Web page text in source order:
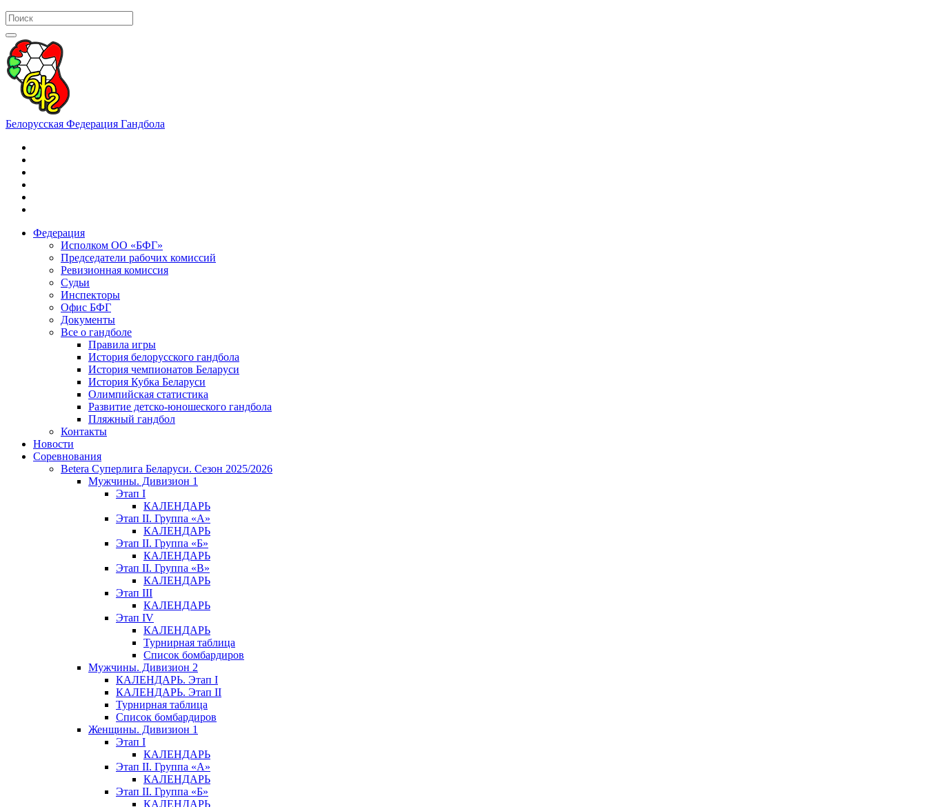
Белорусская Федерация Гандбола
Федерация
Исполком ОО «БФГ»
Председатели рабочих комиссий
Ревизионная комиссия
Судьи
Инспекторы
Офис БФГ
Документы
Все о гандболе
Правила игры
История белорусского гандбола
История чемпионатов Беларуси
История Кубка Беларуси
Олимпийская статистика
Развитие детско-юношеского гандбола
Пляжный гандбол
Контакты
Новости
Соревнования
Betera Суперлига Беларуси. Сезон 2025/2026
Мужчины. Дивизион 1
Этап I
КАЛЕНДАРЬ
Этап II. Группа «А»
КАЛЕНДАРЬ
Этап II. Группа «Б»
КАЛЕНДАРЬ
Этап II. Группа «В»
КАЛЕНДАРЬ
Этап III
КАЛЕНДАРЬ
Этап IV
КАЛЕНДАРЬ
Турнирная таблица
Список бомбардиров
Мужчины. Дивизион 2
КАЛЕНДАРЬ. Этап I
КАЛЕНДАРЬ. Этап II
Турнирная таблица
Список бомбардиров
Женщины. Дивизион 1
Этап I
КАЛЕНДАРЬ
Этап II. Группа «А»
КАЛЕНДАРЬ
Этап II. Группа «Б»
КАЛЕНДАРЬ